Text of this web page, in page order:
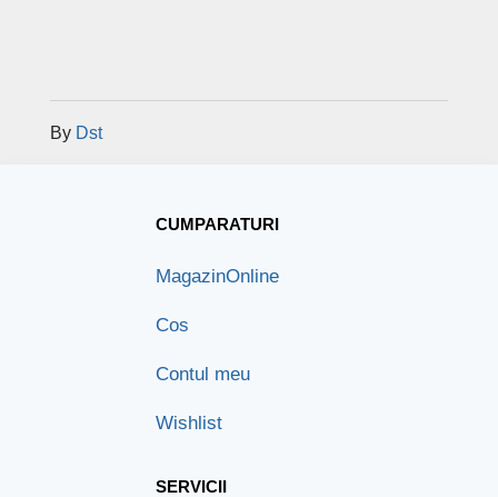
By Dst
CUMPARATURI
MagazinOnline
Cos
Contul meu
Wishlist
SERVICII